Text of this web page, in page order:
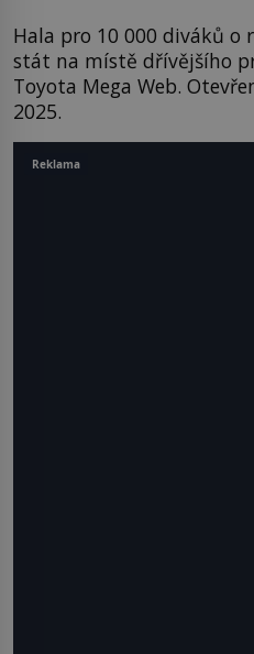
Hala pro 10 000 diváků o
stát na místě dřívějšího
Toyota Mega Web.
2025.
Reklama